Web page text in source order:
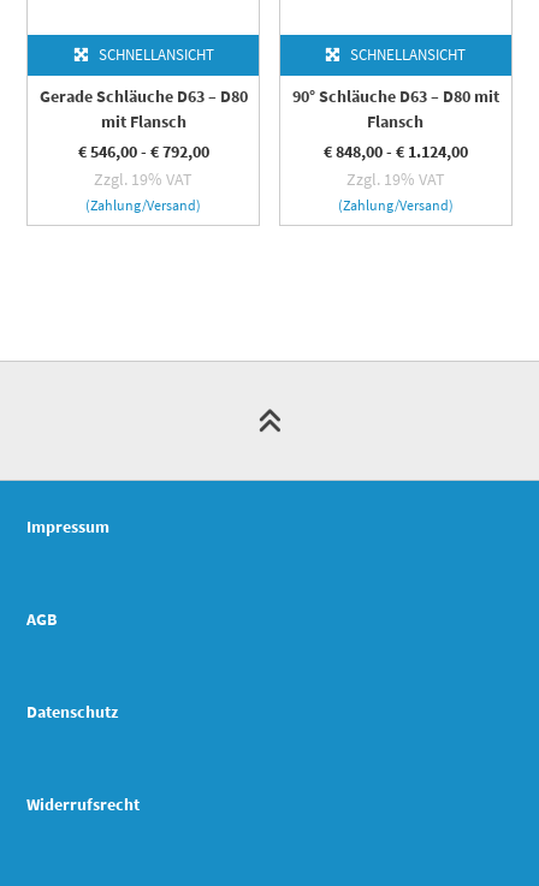
SCHNELLANSICHT
Gerade Schläuche D63 – D80
mit Flansch
€546,00- €792,00
Zzgl. 19% VAT
(Zahlung/Versand)
SCHNELLANSICHT
90° Schläuche D63 – D80 mit
Flansch
€848,00- €1.124,00
Zzgl. 19% VAT
(Zahlung/Versand)
Impressum
AGB
Datenschutz
Widerrufsrecht